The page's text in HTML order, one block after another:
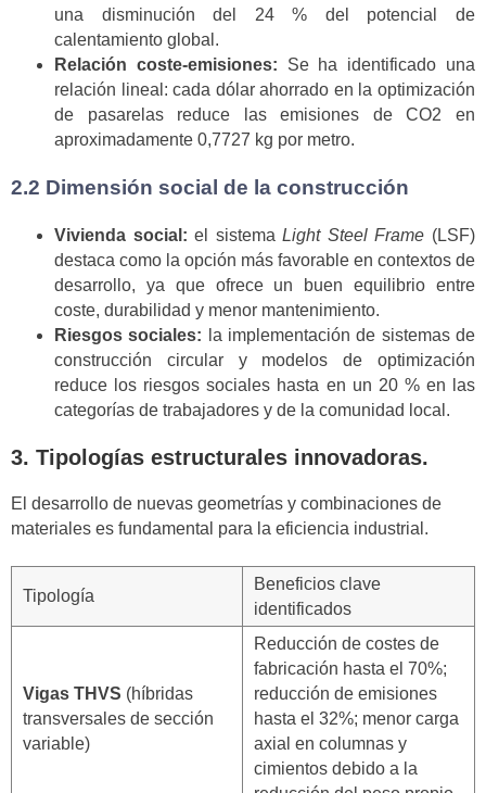
una disminución del 24 % del potencial de
calentamiento global.
Relación coste-emisiones: Se ha identificado una
relación lineal: cada dólar ahorrado en la optimización
de pasarelas reduce las emisiones de CO2 en
aproximadamente 0,7727 kg por metro.
2.2 Dimensión social de la construcción
Vivienda social: el sistemaLight Steel Frame (LSF)
destaca como la opción más favorable en contextos de
desarrollo, ya que ofrece un buen equilibrio entre
coste, durabilidad y menor mantenimiento.
Riesgos sociales: la implementación de sistemas de
construcción circular y modelos de optimización
reduce los riesgos sociales hasta en un 20 % en las
categorías de trabajadores y de la comunidad local.
3. Tipologías estructurales innovadoras.
El desarrollo de nuevas geometrías y combinaciones de
materiales es fundamental para la eficiencia industrial.
Tipología
Beneficios clave
identificados
Vigas THVS (híbridas
transversales de sección
variable)
Reducción de costes de
fabricación hasta el 70%;
reducción de emisiones
hasta el 32%; menor carga
axial en columnas y
cimientos debido a la